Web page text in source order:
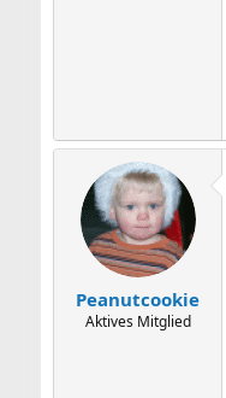
Peanutcookie
Aktives Mitglied